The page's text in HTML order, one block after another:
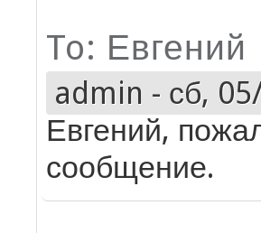
To: Евгений
admin - сб,
Евгений,
сообщение.